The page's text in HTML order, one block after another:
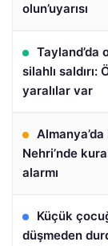
olun’uyarısı
Tayland’da
silahlı saldırı:
yaralılar var
Almanya’da
Nehri’nde
alarmı
Küçük
düşmeden